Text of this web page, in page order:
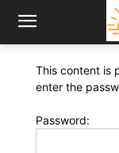
This content is
enter the
Password: